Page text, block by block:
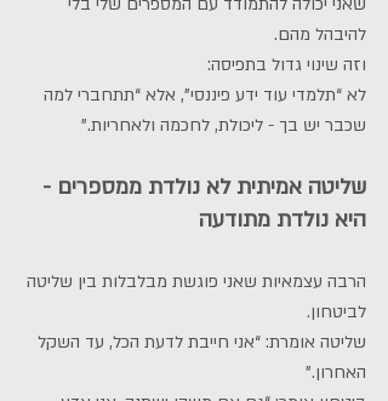
להיבהל מהם.
וזה שינוי גדול בתפיסה:
לא “תלמדי עוד ידע פיננסי”, אלא “תתחברי למה
שכבר יש בך - ליכולת, לחכמה ולאחריות.”
שליטה אמיתית לא נולדת ממספרים -
היא נולדת מתודעה
הרבה עצמאיות שאני פוגשת מבלבלות בין שליטה
לביטחון.
שליטה אומרת: “אני חייבת לדעת הכל, עד השקל
האחרון.”